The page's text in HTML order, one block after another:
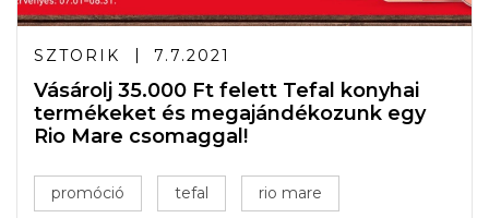
SZTORIK 7.7.2021
Vásárolj 35.000 Ft felett Tefal konyhai
termékeket és megajándékozunk egy
Rio Mare csomaggal!
promóció tefal rio mare